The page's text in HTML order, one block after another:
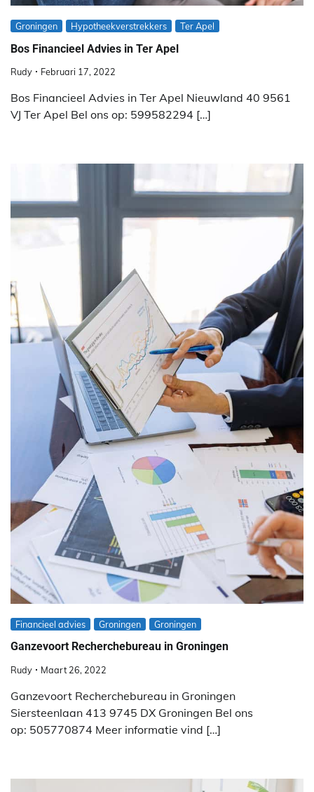
Groningen Hypotheekverstrekkers Ter Apel
Bos Financieel Advies in Ter Apel
Rudy Februari 17, 2022
Bos Financieel Advies in Ter Apel Nieuwland 40 9561
VJ Ter Apel Bel ons op: 599582294 […]
Financieel advies Groningen Groningen
Ganzevoort Recherchebureau in Groningen
Rudy Maart 26, 2022
Ganzevoort Recherchebureau in Groningen
Siersteenlaan 413 9745 DX Groningen Bel ons
op: 505770874 Meer informatie vind […]